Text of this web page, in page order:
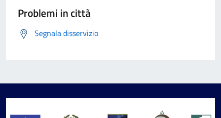
Problemi in città
Segnala disservizio